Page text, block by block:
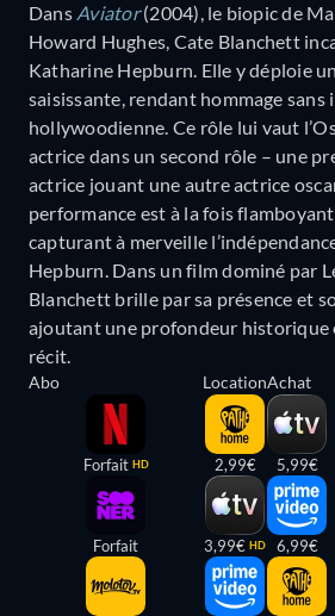
Dans Aviator(2004), le biopic de
Howard Hughes, Cate Blanchett
Katharine Hepburn. Elle y déploie
saisissante, rendant hommage sans
hollywoodienne. Ce rôle lui vaut
actrice dans un second rôle – une
actrice jouant une autre actrice
performance est à la fois
capturant à merveille
Hepburn. Dans un film dominé par
Blanchett brille par sa présence et
ajoutant une profondeur historique
récit.
Abo
Forfait HD
Forfait
Location
2,99€
3,99€ HD
Achat
5,99€
6,99€